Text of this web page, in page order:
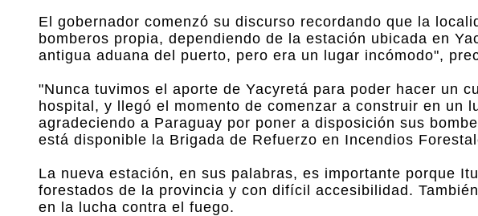
El gobernador comenzó su discurso recordando que la
bomberos propia, dependiendo de la estación ubicada en
antigua aduana del puerto, pero era un lugar incómodo",
"Nunca tuvimos el aporte de Yacyretá para poder hacer un
hospital, y llegó el momento de comenzar a construir en un
agradeciendo a Paraguay por poner a disposición sus
está disponible la Brigada de Refuerzo en Incendios
La nueva estación, en sus palabras, es importante porque
forestados de la provincia y con difícil accesibilidad.
en la lucha contra el fuego.